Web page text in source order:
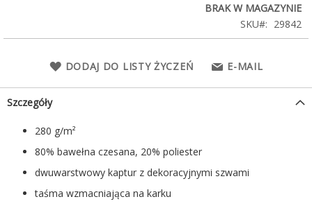
BRAK W MAGAZYNIE
SKU
29842
DODAJ DO LISTY ŻYCZEŃ E-MAIL
Szczegóły
280 g/m²
80% bawełna czesana, 20% poliester
dwuwarstwowy kaptur z dekoracyjnymi szwami
taśma wzmacniająca na karku